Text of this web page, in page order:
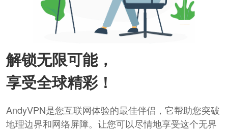
解锁无限可能，
享受全球精彩！
AndyVPN是您互联网体验的最佳伴侣，它帮助您突破
地理边界和网络屏障。让您可以尽情地享受这个无界